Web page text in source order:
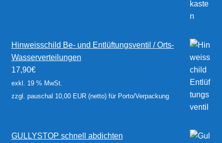
Hinweisschild Be- und Entlüftungsventil / Orts-
Wasserverteilungen
17,90€
exkl. 19 % MwSt.
zzgl. pauschal 10,00 EUR (netto) für Porto/Verpackung
GULLYSTOP schnell abdichten